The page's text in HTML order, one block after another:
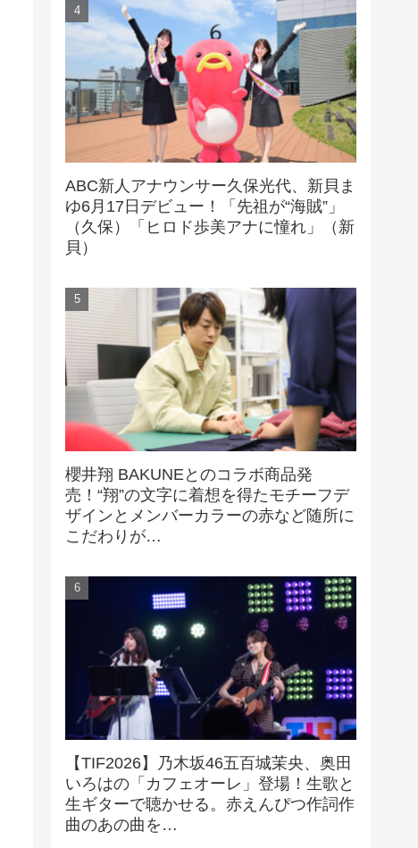
ABC新人アナウンサー久保光代、新貝ま
ゆ6月17日デビュー！「先祖が“海賊”」
（久保）「ヒロド歩美アナに憧れ」（新
貝）
櫻井翔 BAKUNEとのコラボ商品発
売！“翔”の文字に着想を得たモチーフデ
ザインとメンバーカラーの赤など随所に
こだわりが…
【TIF2026】乃木坂46五百城茉央、奥田
いろはの「カフェオーレ」登場！生歌と
生ギターで聴かせる。赤えんぴつ作詞作
曲のあの曲を…